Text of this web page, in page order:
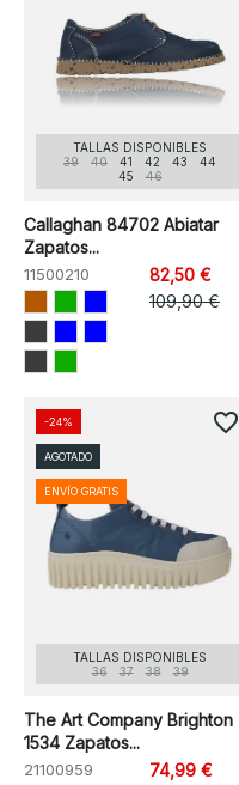
TALLAS DISPONIBLES
39
40 41 42 43
44
45
46
Callaghan 84702 Abiatar
Zapatos...
11500210
82,50 €
109,90 €
TALLAS DISPONIBLES
36
37 38 39
The Art Company Brighton
1534 Zapatos...
21100959
74,99 €
-24%
AGOTADO
ENVÍO GRATIS
favorite_border